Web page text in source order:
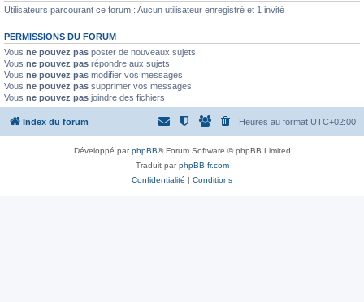
Utilisateurs parcourant ce forum : Aucun utilisateur enregistré et 1 invité
PERMISSIONS DU FORUM
Vous ne pouvez pas poster de nouveaux sujets
Vous ne pouvez pas répondre aux sujets
Vous ne pouvez pas modifier vos messages
Vous ne pouvez pas supprimer vos messages
Vous ne pouvez pas joindre des fichiers
Index du forum Heures au format UTC+02:00
Développé parphpBB® Forum Software © phpBB Limited
Traduit parphpBB-fr.com
Confidentialité | Conditions